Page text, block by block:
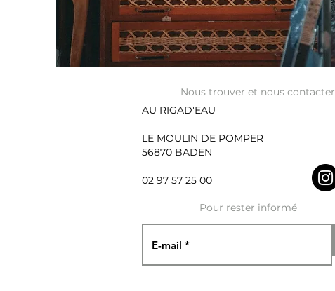
Nous trouver et nous contacter
AU RIGAD'EAU
LE MOULIN DE POMPER
56870 BADEN
02 97 57 25 00
Pour rester informé